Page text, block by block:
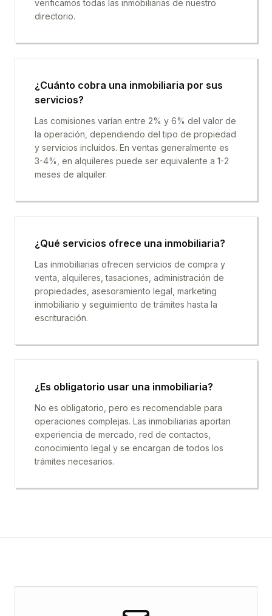
verificamos todas las inmobiliarias de nuestro
directorio.
¿Cuánto cobra una inmobiliaria por sus
servicios?
Las comisiones varían entre 2% y 6% del valor de
la operación, dependiendo del tipo de propiedad
y servicios incluidos. En ventas generalmente es
3-4%, en alquileres puede ser equivalente a 1-2
meses de alquiler.
¿Qué servicios ofrece una inmobiliaria?
Las inmobiliarias ofrecen servicios de compra y
venta, alquileres, tasaciones, administración de
propiedades, asesoramiento legal, marketing
inmobiliario y seguimiento de trámites hasta la
escrituración.
¿Es obligatorio usar una inmobiliaria?
No es obligatorio, pero es recomendable para
operaciones complejas. Las inmobiliarias aportan
experiencia de mercado, red de contactos,
conocimiento legal y se encargan de todos los
trámites necesarios.